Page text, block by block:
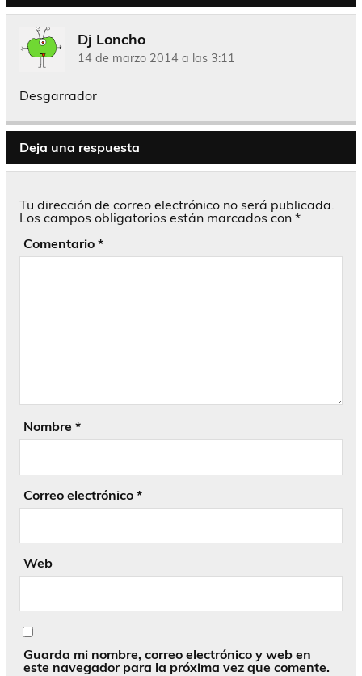
Dj Loncho
14 de marzo 2014 a las 3:11
Desgarrador
Deja una respuesta
Tu dirección de correo electrónico no será publicada.
Los campos obligatorios están marcados con *
Comentario *
Nombre *
Correo electrónico *
Web
Guarda mi nombre, correo electrónico y web en
este navegador para la próxima vez que comente.